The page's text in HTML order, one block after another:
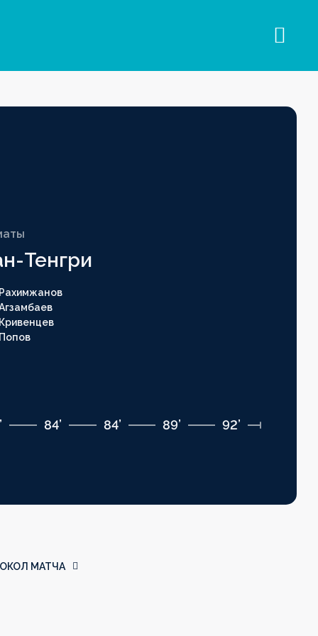
Тенгри
Рахимжанов
Кривенцев
Попов
84’ 84’ 89’ 92’
МАТЧА